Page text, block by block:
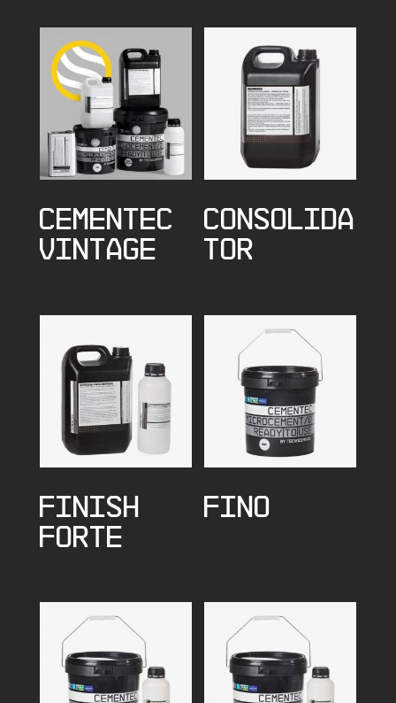
CEMENTEC
VINTAGE
CONSOLIDA
TOR
FINISH
FORTE
FINO